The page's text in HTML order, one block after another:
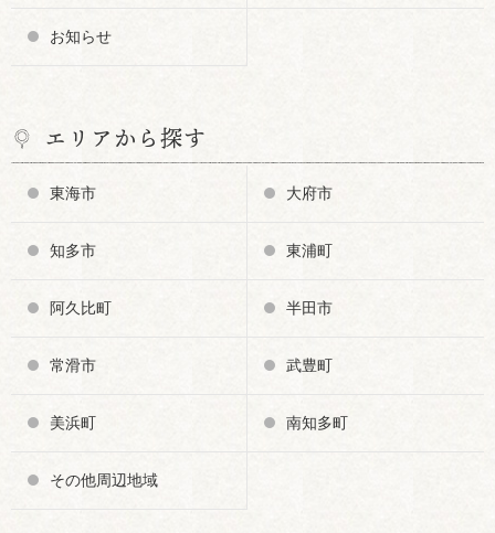
お知らせ
エリアから探す
東海市 大府市
知多市 東浦町
阿久比町 半田市
常滑市 武豊町
美浜町 南知多町
その他周辺地域